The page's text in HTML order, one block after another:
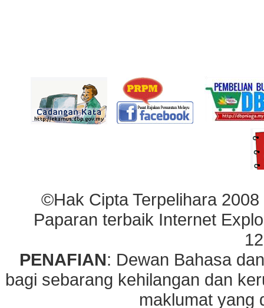
©Hak Cipta Terpelihara
Paparan terbaik Internet
PENAFIAN: Dewan Bahasa
bagi sebarang kehilangan dan
maklumat yang